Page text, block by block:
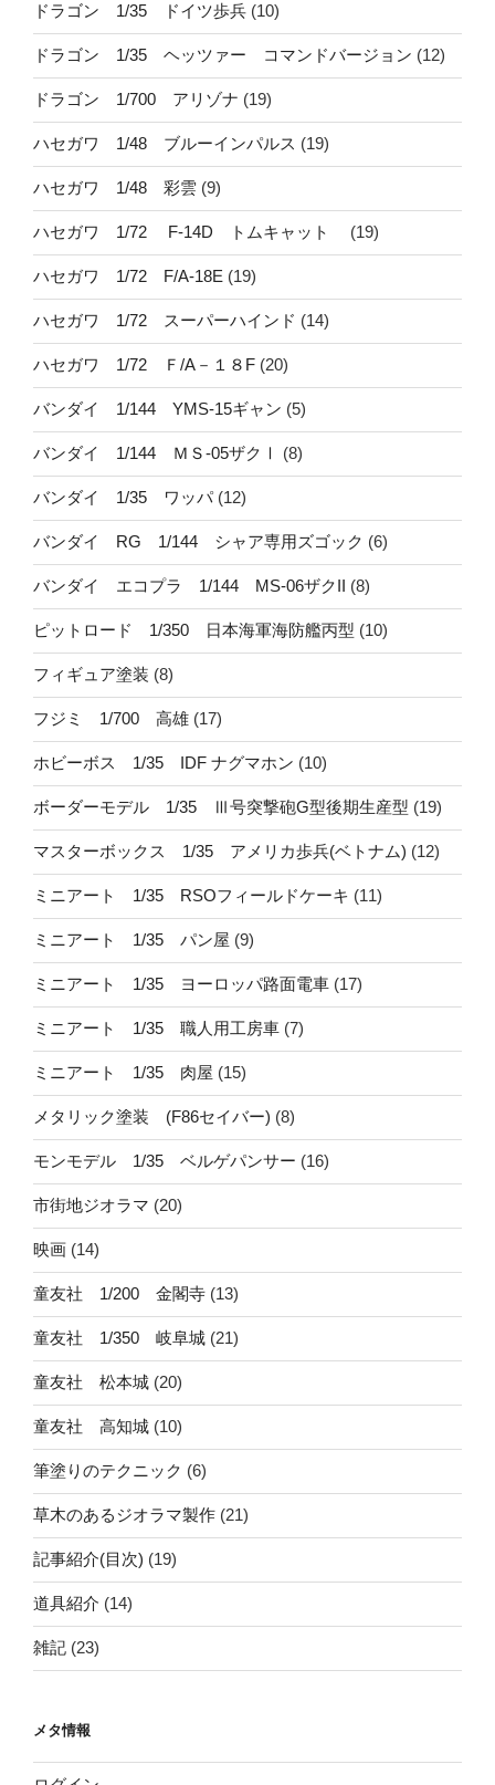
ドラゴン 1/35 ドイツ歩兵 (10)
ドラゴン 1/35 ヘッツァー コマンドバージョン (12)
ドラゴン 1/700 アリゾナ (19)
ハセガワ 1/48 ブルーインパルス (19)
ハセガワ 1/48 彩雲 (9)
ハセガワ 1/72 F-14D トムキャット (19)
ハセガワ 1/72 F/A-18E (19)
ハセガワ 1/72 スーパーハインド (14)
ハセガワ 1/72 Ｆ/A－１８F (20)
バンダイ 1/144 YMS-15ギャン (5)
バンダイ 1/144 ＭＳ-05ザクⅠ (8)
バンダイ 1/35 ワッパ(12)
バンダイ RG 1/144 シャア専用ズゴック (6)
バンダイ エコプラ 1/144 MS-06ザクII (8)
ピットロード 1/350 日本海軍海防艦丙型 (10)
フィギュア塗装 (8)
フジミ 1/700 高雄 (17)
ホビーボス 1/35 IDF ナグマホン (10)
ボーダーモデル 1/35 Ⅲ号突撃砲G型後期生産型 (19)
マスターボックス 1/35 アメリカ歩兵(ベトナム) (12)
ミニアート 1/35 RSOフィールドケーキ (11)
ミニアート 1/35 パン屋 (9)
ミニアート 1/35 ヨーロッパ路面電車 (17)
ミニアート 1/35 職人用工房車 (7)
ミニアート 1/35 肉屋 (15)
メタリック塗装 (F86セイバー) (8)
モンモデル 1/35 ベルゲパンサー (16)
市街地ジオラマ (20)
映画 (14)
童友社 1/200 金閣寺 (13)
童友社 1/350 岐阜城 (21)
童友社 松本城 (20)
童友社 高知城 (10)
筆塗りのテクニック (6)
草木のあるジオラマ製作 (21)
記事紹介(目次) (19)
道具紹介 (14)
雑記 (23)
メタ情報